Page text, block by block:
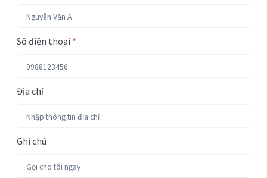
Số điện thoại *
Địa chỉ
Ghi chú